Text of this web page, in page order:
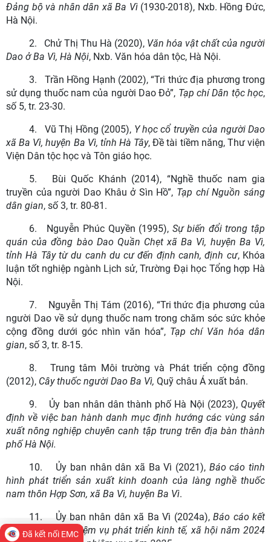
Đảng bộ và nhân dân xã Ba Vì (1930-2018), Nxb. Hồng Đức,
Hà Nội.
2.
Chử Thị Thu Hà (2020), Văn hóa vật chất của người
Dao ở Ba Vì, Hà Nội, Nxb. Văn hóa dân tộc, Hà Nội.
3.
Trần Hồng Hạnh (2002), “Tri thức địa phương trong
sử dụng thuốc nam của người Dao Đỏ”, Tạp chí Dân tộc học,
số 5, tr. 23-30.
4.
Vũ Thị Hồng (2005), Y học cổ truyền của người Dao
xã Ba Vì, huyện Ba Vì, tỉnh Hà Tây, Đề tài tiềm năng, Thư viện
Viện Dân tộc học và Tôn giáo học.
5.
Bùi Quốc Khánh (2014), “Nghề thuốc nam gia
truyền của người Dao Khâu ở Sìn Hồ”, Tạp chí Nguồn sáng
dân gian, số 3, tr. 80-81.
6.
Nguyễn Phúc Quyền (1995), Sự biến đổi trong tập
quán của đồng bào Dao Quần Chẹt xã Ba Vì, huyện Ba Vì,
tỉnh Hà Tây từ du canh du cư đến định canh, định cư, Khóa
luận tốt nghiệp ngành Lịch sử, Trường Đại học Tổng hợp Hà
Nội.
7.
Nguyễn Thị Tám (2016), “Tri thức địa phương của
người Dao về sử dụng thuốc nam trong chăm sóc sức khỏe
cộng đồng dưới góc nhìn văn hóa”, Tạp chí Văn hóa dân
gian, số 3, tr. 8-15.
8.
Trung tâm Môi trường và Phát triển cộng đồng
(2012), Cây thuốc người Dao Ba Vì, Quỹ châu Á xuất bản.
9.
Ủy ban nhân dân thành phố Hà Nội (2023), Quyết
định về việc ban hành danh mục định hướng các vùng sản
xuất nông nghiệp chuyên canh tập trung trên địa bàn thành
phố Hà Nội.
10.
Ủy ban nhân dân xã Ba Vì (2021), Báo cáo tình
hình phát triển sản xuất kinh doanh của làng nghề thuốc
nam thôn Hợp Sơn, xã Ba Vì, huyện Ba Vì.
11.
Ủy ban nhân dân xã Ba Vì (2024a),Báo cáo kết
quả thực hiện nhiệm vụ phát triển kinh tế, xã hội năm 2024
Đã kết nối EMC